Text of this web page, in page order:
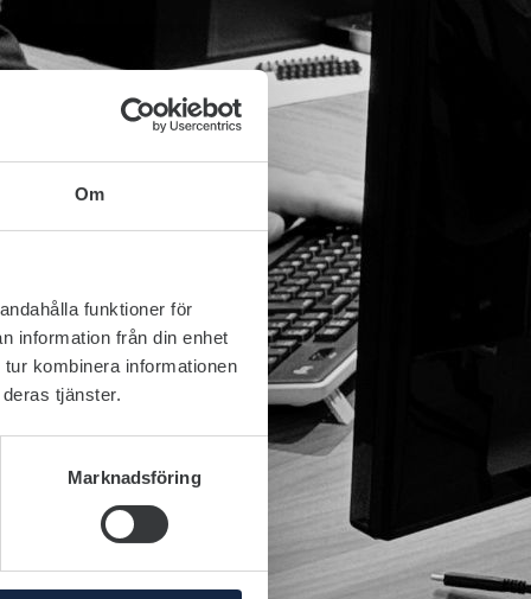
Om
funktioner för
information från din enhet
kombinera informationen
tjänster.
Marknadsföring